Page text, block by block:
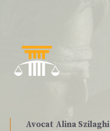
Avocat Alina Szilaghi